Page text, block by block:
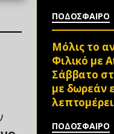
ΠΟΔΟΣΦΑΙΡΟ
Μόλις το
Φιλικό με
Σάββατο
με δωρεάν
ΠΟΔΟΣΦΑΙΡΟ